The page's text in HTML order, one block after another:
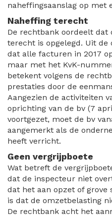
naheffingsaanslag op met
Naheffing terecht
De rechtbank oordeelt dat
terecht is opgelegd. Uit
dat alle facturen in 2017
maar met het KvK-
betekent volgens de
prestaties door de
Aangezien de activiteiten
oprichting van de bv (7
voortgezet, moet de bv
aangemerkt als de
heeft verricht.
Geen vergrijpboete
Wat betreft de
dat de inspecteur niet
dat het aan opzet of
is dat de omzetbelasting
De rechtbank acht het